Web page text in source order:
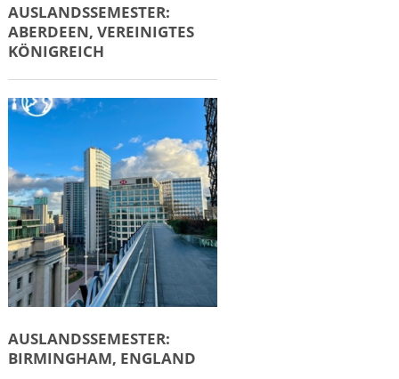
AUSLANDSSEMESTER:
ABERDEEN, VEREINIGTES
KÖNIGREICH
AUSLANDSSEMESTER:
BIRMINGHAM, ENGLAND